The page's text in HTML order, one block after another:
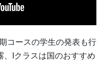
コースの学生の発表も行
、Iクラスは国のおすすめ